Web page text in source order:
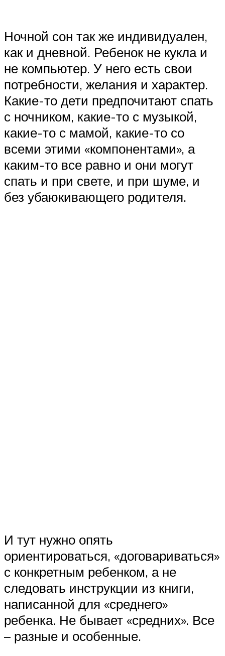
Ночной сон так же индивидуален,
как и дневной. Ребенок не кукла и
не компьютер. У него есть свои
потребности, желания и характер.
Какие-то дети предпочитают спать
с ночником, какие-то с музыкой,
какие-то с мамой, какие-то со
всеми этими «компонентами», а
каким-то все равно и они могут
спать и при свете, и при шуме, и
без убаюкивающего родителя.
И тут нужно опять
ориентироваться, «договариваться»
с конкретным ребенком, а не
следовать инструкции из книги,
написанной для «среднего»
ребенка. Не бывает «средних». Все
– разные и особенные.